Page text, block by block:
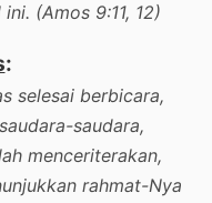
(Amos 9:11, 12)
:
selesai berbicara,
saudara,
menceriterakan,
rahmat-Nya